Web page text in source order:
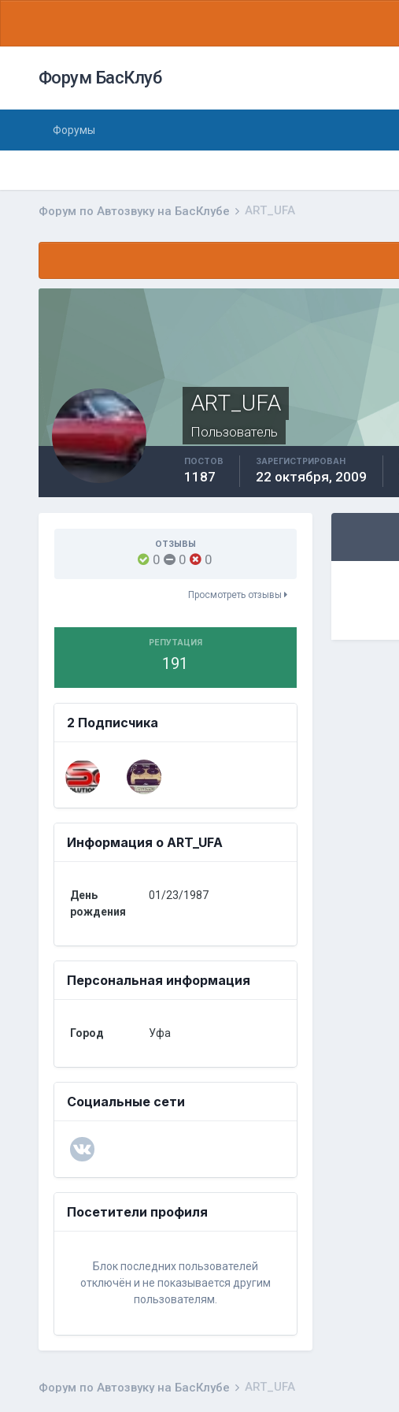
Форум БасКлуб
Форумы
Форум по Автозвуку на БасКлубе ART_UFA
ART_UFA
Пользователь
ПОСТОВ
1187
ЗАРЕГИСТРИРОВАН
22 октября, 2009
ОТЗЫВЫ
0 0 0
Просмотреть отзывы
РЕПУТАЦИЯ
191
2 Подписчика
Информация о ART_UFA
День
рождения
01/23/1987
Персональная информация
Город Уфа
Социальные сети
Посетители профиля
Блок последних пользователей
отключён и не показывается другим
пользователям.
Форум по Автозвуку на БасКлубе ART_UFA